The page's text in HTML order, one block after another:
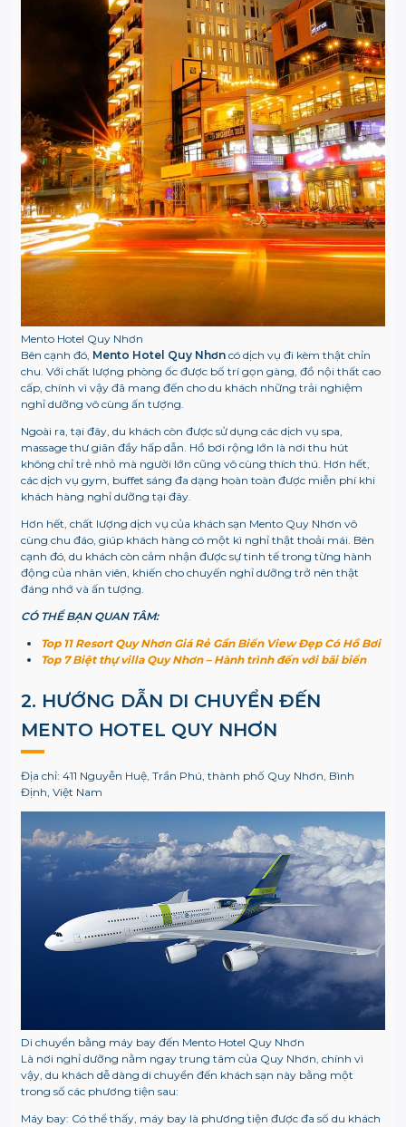
Mento Hotel Quy Nhơn
Bên cạnh đó, Mento Hotel Quy Nhơncó dịch vụ đi kèm thật chỉn
chu. Với chất lượng phòng ốc được bố trí gọn gàng, đồ nội thất cao
cấp, chính vì vậy đã mang đến cho du khách những trải nghiệm
nghỉ dưỡng vô cùng ấn tượng.
Ngoài ra, tại đây, du khách còn được sử dụng các dịch vụ spa,
massage thư giãn đầy hấp dẫn. Hồ bơi rộng lớn là nơi thu hút
không chỉ trẻ nhỏ mà người lớn cũng vô cùng thích thú. Hơn hết,
các dịch vụ gym, buffet sáng đa dạng hoàn toàn được miễn phí khi
khách hàng nghỉ dưỡng tại đây.
Hơn hết, chất lượng dịch vụ của khách sạn Mento Quy Nhơn vô
cùng chu đáo, giúp khách hàng có một kì nghỉ thật thoải mái. Bên
cạnh đó, du khách còn cảm nhận được sự tinh tế trong từng hành
động của nhân viên, khiến cho chuyến nghỉ dưỡng trở nên thật
đáng nhớ và ấn tượng.
CÓ THỂ BẠN QUAN TÂM:
Top 11 Resort Quy Nhơn Giá Rẻ Gần Biển View Đẹp Có Hồ Bơi
Top 7 Biệt thự villa Quy Nhơn – Hành trình đến với bãi biển
2. HƯỚNG DẪN DI CHUYỂN ĐẾN
MENTO HOTEL QUY NHƠN
Địa chỉ: 411 Nguyễn Huệ, Trần Phú, thành phố Quy Nhơn, Bình
Định, Việt Nam
Di chuyển bằng máy bay đến Mento Hotel Quy Nhơn
Là nơi nghỉ dưỡng nằm ngay trung tâm của Quy Nhơn, chính vì
vậy, du khách dễ dàng di chuyển đến khách sạn này bằng một
trong số các phương tiện sau:
Máy bay: Có thể thấy, máy bay là phương tiện được đa số du khách